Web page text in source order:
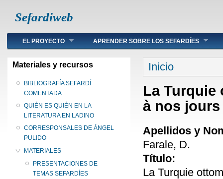
Sefardiweb
Main menu
EL PROYECTO APRENDER SOBRE LOS SEFARDÍES
Materiales y recursos
BIBLIOGRAFÍA SEFARDÍ
COMENTADA
QUIÉN ES QUIÉN EN LA
LITERATURA EN LADINO
CORRESPONSALES DE ÁNGEL
PULIDO
MATERIALES
PRESENTACIONES DE
TEMAS SEFARDÍES
Se encuentra
Inicio
La Turquie
à nos jours
Apellidos y
Farale, D.
Título:
La Turquie